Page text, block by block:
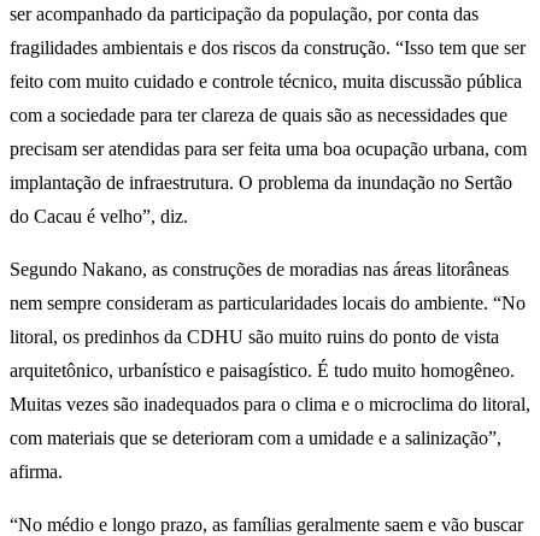
ser acompanhado da participação da população, por conta das
fragilidades ambientais e dos riscos da construção. “Isso tem que ser
feito com muito cuidado e controle técnico, muita discussão pública
com a sociedade para ter clareza de quais são as necessidades que
precisam ser atendidas para ser feita uma boa ocupação urbana, com
implantação de infraestrutura. O problema da inundação no Sertão
do Cacau é velho”, diz.
Segundo Nakano, as construções de moradias nas áreas litorâneas
nem sempre consideram as particularidades locais do ambiente. “No
litoral, os predinhos da CDHU são muito ruins do ponto de vista
arquitetônico, urbanístico e paisagístico. É tudo muito homogêneo.
Muitas vezes são inadequados para o clima e o microclima do litoral,
com materiais que se deterioram com a umidade e a salinização”,
afirma.
“No médio e longo prazo, as famílias geralmente saem e vão buscar